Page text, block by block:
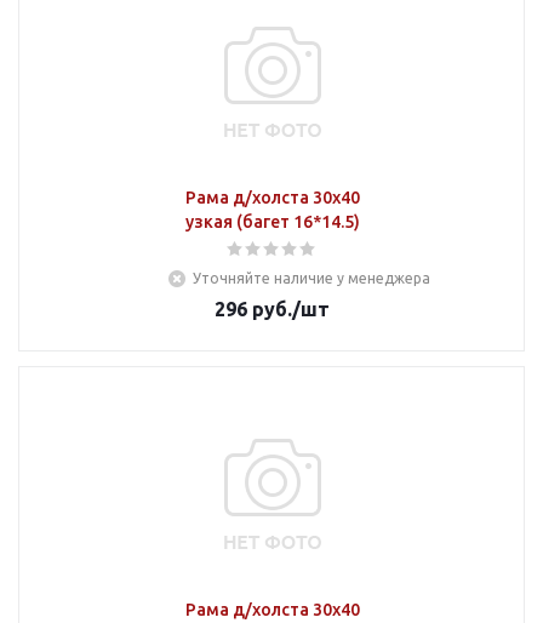
Рама д/холста 30х40
узкая (багет 16*14.5)
Уточняйте наличие у менеджера
296 руб./шт
Рама д/холста 30х40